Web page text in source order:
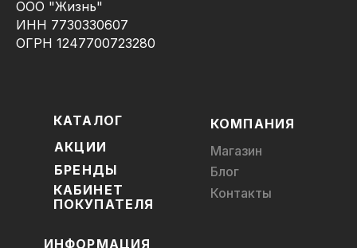
ООО "Жизнь"
ИНН 7730330607
ОГРН 1247700723280
КАТАЛОГ
КАБИНЕТ
ПОКУПАТЕЛЯ
БРЕНДЫ
АКЦИИ
Магазин
Блог
Контакты
КОМПАНИЯ
ИНФОРМАЦИЯ